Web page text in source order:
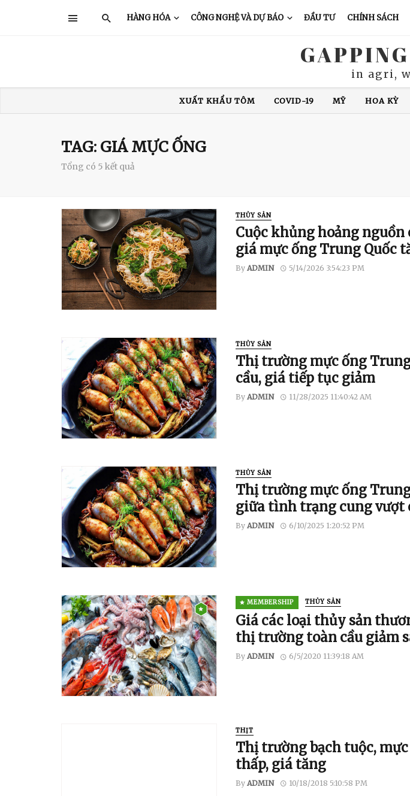
HÀNG HÓA CÔNG NGHỆ VÀ DỰ BÁO ĐẦU TƯ CHÍNH SÁCH
in agri,
XUẤT KHẨU TÔM COVID-19 MỸ HOA KỲ
TAG: GIÁ MỰC ỐNG
Tổng có 5 kết quả
THỦY SẢN
Cuộc khủng hoảng nguồn
giá mực ống Trung Quốc
By ADMIN 5/14/2026 3:54:23 PM
THỦY SẢN
Thị trường mực ống
cầu, giá tiếp tục giảm
By ADMIN 11/28/2025 11:40:42 AM
THỦY SẢN
Thị trường mực ống
giữa tình trạng cung vượt
By ADMIN 6/10/2025 1:20:52 PM
MEMBERSHIP THỦY SẢN
Giá các loại thủy sản
thị trường toàn cầu giảm
By ADMIN 6/5/2020 11:39:18 AM
THỊT
Thị trường bạch tuộc,
thấp, giá tăng
By ADMIN 10/18/2018 5:10:58 PM